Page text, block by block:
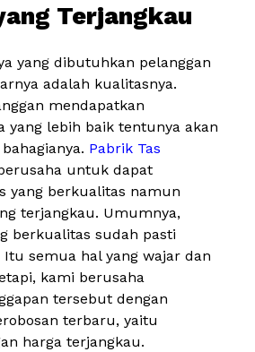
Terjangkau
yang dibutuhkan pelanggan
adalah kualitasnya.
mendapatkan
yang lebih baik tentunya akan
Pabrik Tas
untuk dapat
yang berkualitas namun
terjangkau. Umumnya,
berkualitas sudah pasti
Itu semua hal yang wajar dan
kami berusaha
tersebut dengan
terbaru, yaitu
harga terjangkau.